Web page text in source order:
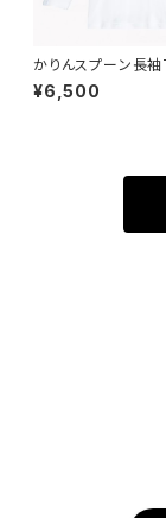
かりんスプーン長袖
好きじゃない人も気
る魅惑のデザインな
¥6,500